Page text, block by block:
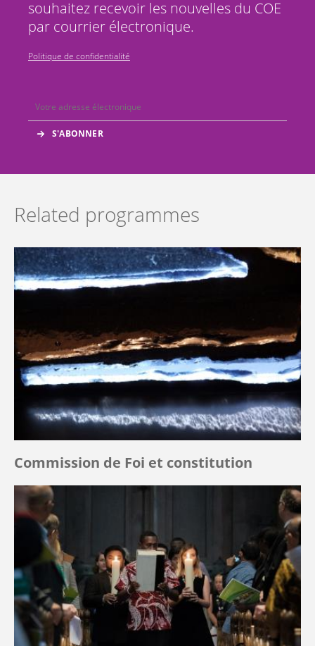
souhaitez recevoir les nouvelles du COE
par courrier électronique.
Politique de confidentialité
Related programmes
Commission de Foi et constitution